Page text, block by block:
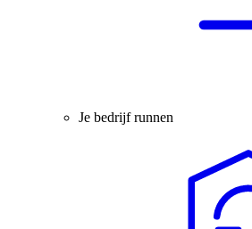
Je bedrijf runnen